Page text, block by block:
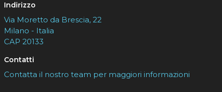
Indirizzo
Via Moretto da Brescia, 22
Milano - Italia
CAP 20133
Contatti
Contatta il nostro team per maggiori informazioni